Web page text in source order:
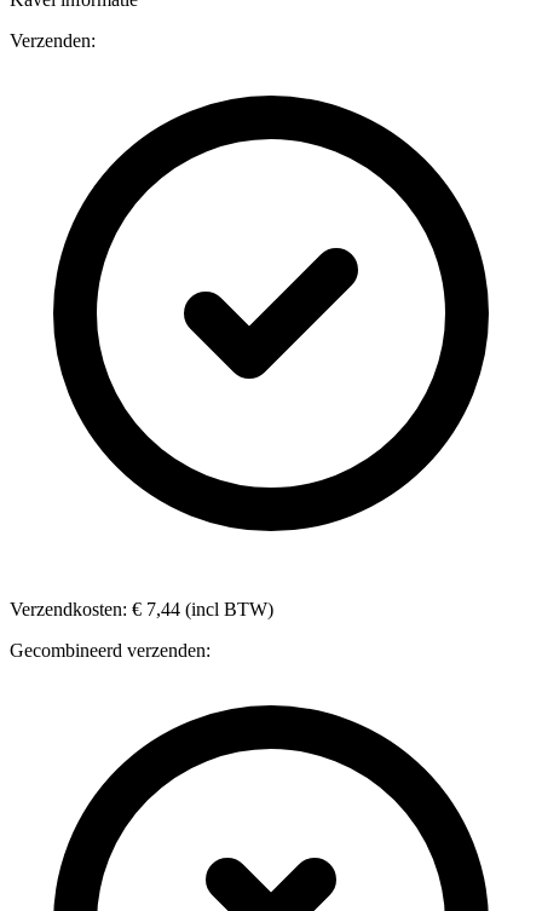
Verzenden:
Verzendkosten: € 7,44 (incl BTW)
Gecombineerd verzenden: